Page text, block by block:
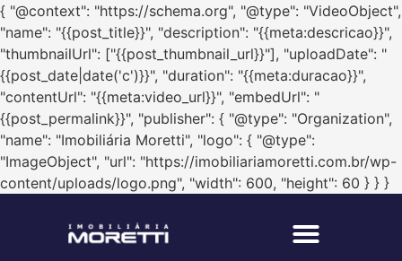
{ "@context": "https://schema.org", "@type": "VideoObject",
"name": "{{post_title}}", "description": "{{meta:descricao}}",
"thumbnailUrl": ["{{post_thumbnail_url}}"], "uploadDate": "
{{post_date|date('c')}}", "duration": "{{meta:duracao}}",
"contentUrl": "{{meta:video_url}}", "embedUrl": "
{{post_permalink}}", "publisher": { "@type": "Organization",
"name": "Imobiliária Moretti", "logo": { "@type":
"ImageObject", "url": "https://imobiliariamoretti.com.br/wp-
content/uploads/logo.png", "width": 600, "height": 60 } } }